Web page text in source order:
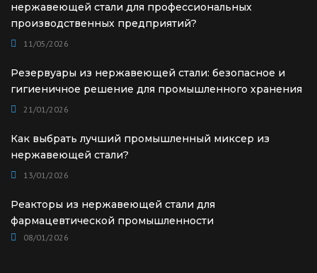
нержавеющей стали для профессиональных
производственных предприятий?
11/05/2026
Резервуары из нержавеющей стали: безопасное и
гигиеничное решение для промышленного хранения
21/01/2026
Как выбрать лучший промышленный миксер из
нержавеющей стали?
13/01/2026
Реакторы из нержавеющей стали для
фармацевтической промышленности
08/01/2026